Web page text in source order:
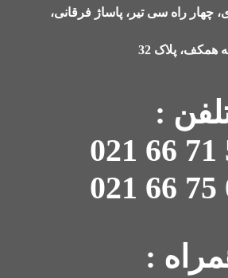
چهار راه سی تیر، پاساژ فرقانی،
همکف، پلاک 32
:
: